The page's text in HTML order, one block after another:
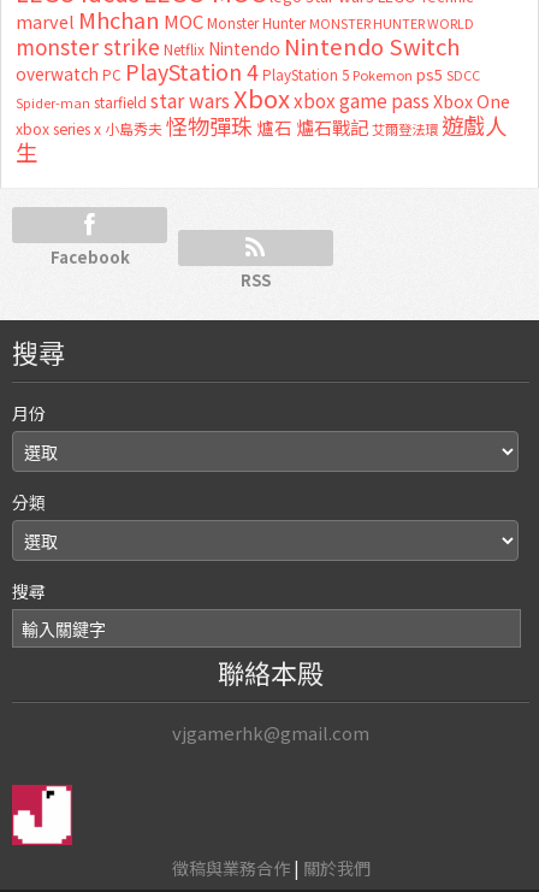
marvel Mhchan MOC Monster Hunter MONSTER HUNTER WORLD
monster strike Netflix Nintendo Nintendo Switch
overwatch PC PlayStation 4 PlayStation 5 Pokemon ps5 SDCC
Spider-man starfield star warsXboxxbox game passXbox One
xbox series x 小島秀夫怪物彈珠 爐石 爐石戰記艾爾登法環 遊戲人
生
Facebook
RSS
搜尋
月份
分類
搜尋
聯絡本殿
vjgamerhk@gmail.com
徵稿與業務合作| 關於我們